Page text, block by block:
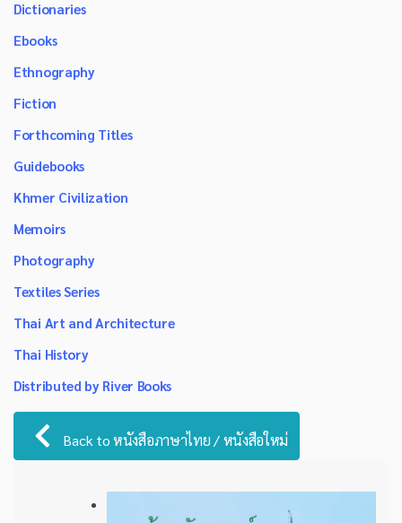
Dictionaries
Ebooks
Ethnography
Fiction
Forthcoming Titles
Guidebooks
Khmer Civilization
Memoirs
Photography
Textiles Series
Thai Art and Architecture
Thai History
Distributed by River Books
Back to หนังสือภาษาไทย / หนังสือใหม่